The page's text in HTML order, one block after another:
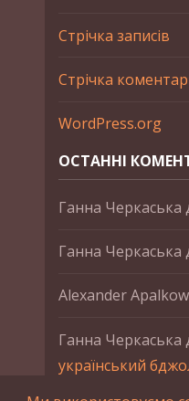
Стрічка записів
Стрічка
WordPress.org
ОСТАННІ
Ганна Черкаська
Ганна Черкаська
Alexander Apalkow
Ганна Черкаська
український